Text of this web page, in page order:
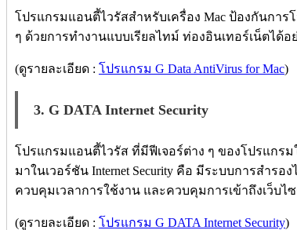
โปรแกรมแอนตี้ไวรัสสำหรับเครื่อง Mac ป้องกันกา
ๆ ด้วยการทำงานแบบเรียลไทม์ ท่องอินเทอร์เน็ตได้
(ดูรายละเอียด : โปรแกรม G Data AntiVirus for Mac)
3. G DATA Internet Security
โปรแกรมแอนตี้ไวรัส ที่มีฟีเจอร์ต่าง ๆ ของโปรแกร
มาในเวอร์ชัน Internet Security คือ มีระบบการสำ
ควบคุมเวลาการใช้งาน และควบคุมการเข้าถึงเว็บ
(ดูรายละเอียด : โปรแกรม G DATA Internet Security)